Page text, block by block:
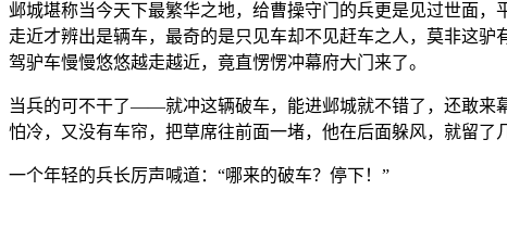
邺城堪称当今天下最繁华之地，给曹操守门的兵更是见过世面
走近才辨出是辆车，最奇的是只见车却不见赶车之人，莫非这
驾驴车慢慢悠悠越走越近，竟直愣愣冲幕府大门来了。
当兵的可不干了——就冲这辆破车，能进邺城就不错了，还敢来
怕冷，又没有车帘，把草席往前面一堵，他在后面躲风，就留了
一个年轻的兵长厉声喊道：“哪来的破车？停下！”